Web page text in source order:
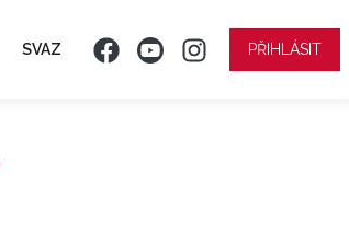
SVAZ PŘIHLÁSIT